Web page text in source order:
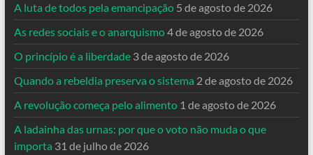
A luta de todos pela emancipação 5 de agosto de 2026
As redes sociais e o anarquismo4 de agosto de 2026
O princípio é a liberdade 3 de agosto de 2026
Quando a rebeldia preserva o sistema 2 de agosto de 2026
A revolução começa pelo alimento 1 de agosto de 2026
A ladainha das urnas: por que o voto não muda o que
importa 31 de julho de 2026